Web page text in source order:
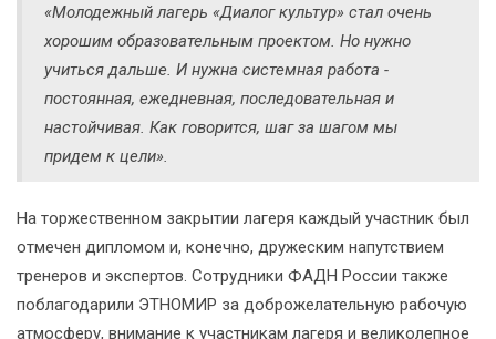
«Молодежный лагерь «Диалог культур» стал очень
хорошим образовательным проектом. Но нужно
учиться дальше. И нужна системная работа -
постоянная, ежедневная, последовательная и
настойчивая. Как говорится, шаг за шагом мы
придем к цели».
На торжественном закрытии лагеря каждый участник был
отмечен дипломом и, конечно, дружеским напутствием
тренеров и экспертов. Сотрудники ФАДН России также
поблагодарили ЭТНОМИР за доброжелательную рабочую
атмосферу, внимание к участникам лагеря и великолепное